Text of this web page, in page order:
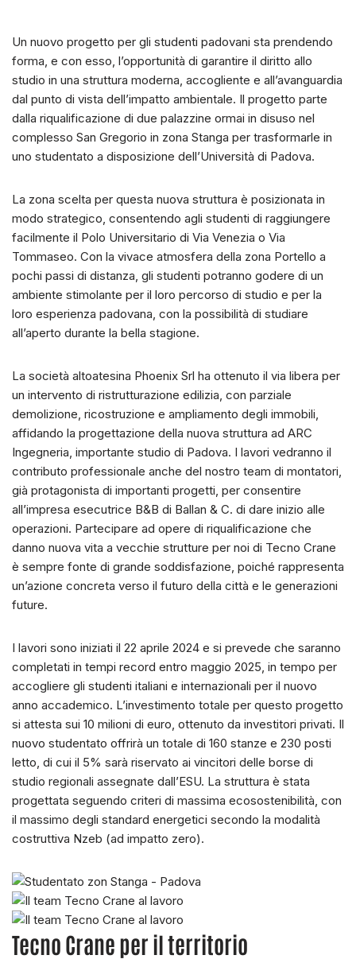
Un nuovo progetto per gli studenti padovani sta prendendo
forma, e con esso, l’opportunità di garantire il diritto allo
studio in una struttura moderna, accogliente e all’avanguardia
dal punto di vista dell’impatto ambientale. Il progetto parte
dalla riqualificazione di due palazzine ormai in disuso nel
complesso San Gregorio in zona Stanga per trasformarle in
uno studentato a disposizione dell’Università di Padova.
La zona scelta per questa nuova struttura è posizionata in
modo strategico, consentendo agli studenti di raggiungere
facilmente il Polo Universitario di Via Venezia o Via
Tommaseo. Con la vivace atmosfera della zona Portello a
pochi passi di distanza, gli studenti potranno godere di un
ambiente stimolante per il loro percorso di studio e per la
loro esperienza padovana, con la possibilità di studiare
all’aperto durante la bella stagione.
La società altoatesina Phoenix Srl ha ottenuto il via libera per
un intervento di ristrutturazione edilizia, con parziale
demolizione, ricostruzione e ampliamento degli immobili,
affidando la progettazione della nuova struttura ad ARC
Ingegneria, importante studio di Padova. I lavori vedranno il
contributo professionale anche del nostro team di montatori,
già protagonista di importanti progetti, per consentire
all’impresa esecutrice B&B di Ballan & C. di dare inizio alle
operazioni. Partecipare ad opere di riqualificazione che
danno nuova vita a vecchie strutture per noi di Tecno Crane
è sempre fonte di grande soddisfazione, poiché rappresenta
un’azione concreta verso il futuro della città e le generazioni
future.
I lavori sono iniziati il 22 aprile 2024 e si prevede che saranno
completati in tempi record entro maggio 2025, in tempo per
accogliere gli studenti italiani e internazionali per il nuovo
anno accademico. L’investimento totale per questo progetto
si attesta sui 10 milioni di euro, ottenuto da investitori privati. Il
nuovo studentato offrirà un totale di 160 stanze e 230 posti
letto, di cui il 5% sarà riservato ai vincitori delle borse di
studio regionali assegnate dall’ESU. La struttura è stata
progettata seguendo criteri di massima ecosostenibilità, con
il massimo degli standard energetici secondo la modalità
costruttiva Nzeb (ad impatto zero).
Tecno Crane per il territorio